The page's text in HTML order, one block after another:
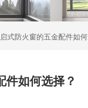
式防火窗的五金配件如何
件如何选择？